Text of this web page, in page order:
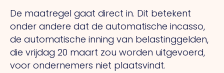
De maatregel gaat direct in. Dit betekent
onder andere dat de automatische incasso,
de automatische inning van belastinggelden,
die vrijdag 20 maart zou worden uitgevoerd,
voor ondernemers niet plaatsvindt.